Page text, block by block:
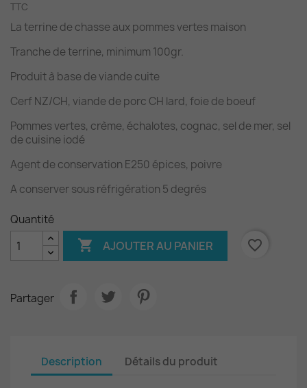
TTC
La terrine de chasse aux pommes vertes maison
Tranche de terrine, minimum 100gr.
Produit à base de viande cuite
Cerf NZ/CH, viande de porc CH lard, foie de boeuf
Pommes vertes, crème, échalotes, cognac, sel de mer, sel
de cuisine iodé
Agent de conservation E250 épices, poivre
A conserver sous réfrigération 5 degrés
Quantité
 AJOUTER AU PANIER favorite_border
Partager
Description Détails du produit